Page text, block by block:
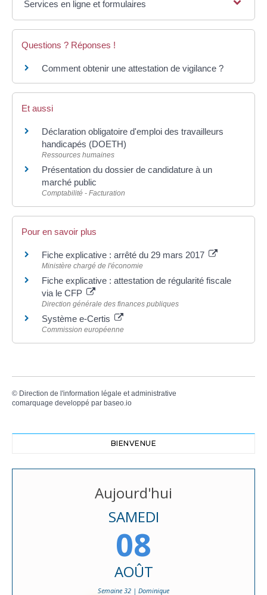
Services en ligne et formulaires
Questions ? Réponses !
Comment obtenir une attestation de vigilance ?
Et aussi
Déclaration obligatoire d'emploi des travailleurs
handicapés (DOETH)
Ressources humaines
Présentation du dossier de candidature à un
marché public
Comptabilité - Facturation
Pour en savoir plus
Fiche explicative : arrêté du 29 mars 2017
Ministère chargé de l'économie
Fiche explicative : attestation de régularité fiscale
via le CFP
Direction générale des finances publiques
Système e-Certis
Commission européenne
© Direction de l'information légale et administrative
comarquage developpé par baseo.io
BIENVENUE
Aujourd'hui
SAMEDI
08
AOÛT
Semaine 32 | Dominique